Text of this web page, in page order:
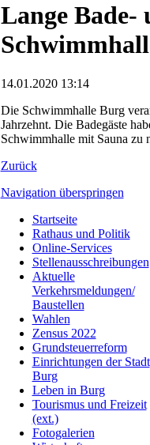
Lange Bade-
14.01.2020 13:14
Die Schwimmhalle Burg
Jahrzehnt. Die Badegäste
Schwimmhalle mit Sauna zu
Zurück
Navigation überspringen
Startseite
Rathaus und Politik
Online-Services
Stellenausschreibungen
Aktuelle
Verkehrsmeldungen/
Baustellen
Wahlen
Zensus 2022
Grundsteuerreform
Einrichtungen der Stadt
Burg
Leben in Burg
Tourismus und Freizeit
(ext.)
Fotogalerien